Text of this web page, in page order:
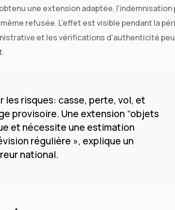
une extension adaptée, l’indemnisation
refusée. L’effet est visible pendant la
et les vérifications d’authenticité
les risques: casse, perte, vol, et
provisoire. Une extension “objets
et nécessite une estimation
régulière », explique un
national.